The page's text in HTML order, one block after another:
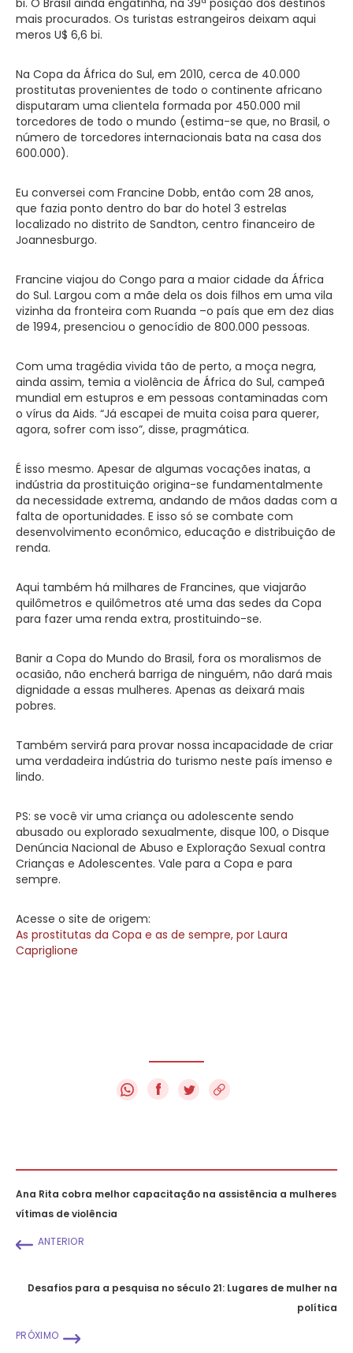
mais procurados. Os turistas estrangeiros deixam aqui
meros U$ 6,6 bi.
Na Copa da África do Sul, em 2010, cerca de 40.000
prostitutas provenientes de todo o continente africano
disputaram uma clientela formada por 450.000 mil
torcedores de todo o mundo (estima-se que, no Brasil, o
número de torcedores internacionais bata na casa dos
600.000).
Eu conversei com Francine Dobb, então com 28 anos,
que fazia ponto dentro do bar do hotel 3 estrelas
localizado no distrito de Sandton, centro financeiro de
Joannesburgo.
Francine viajou do Congo para a maior cidade da África
do Sul. Largou com a mãe dela os dois filhos em uma vila
vizinha da fronteira com Ruanda –o país que em dez dias
de 1994, presenciou o genocídio de 800.000 pessoas.
Com uma tragédia vivida tão de perto, a moça negra,
ainda assim, temia a violência de África do Sul, campeã
mundial em estupros e em pessoas contaminadas com
o vírus da Aids. “Já escapei de muita coisa para querer,
agora, sofrer com isso”, disse, pragmática.
É isso mesmo. Apesar de algumas vocações inatas, a
indústria da prostituição origina-se fundamentalmente
da necessidade extrema, andando de mãos dadas com a
falta de oportunidades. E isso só se combate com
desenvolvimento econômico, educação e distribuição de
renda.
Aqui também há milhares de Francines, que viajarão
quilômetros e quilômetros até uma das sedes da Copa
para fazer uma renda extra, prostituindo-se.
Banir a Copa do Mundo do Brasil, fora os moralismos de
ocasião, não encherá barriga de ninguém, não dará mais
dignidade a essas mulheres. Apenas as deixará mais
pobres.
Também servirá para provar nossa incapacidade de criar
uma verdadeira indústria do turismo neste país imenso e
lindo.
PS: se você vir uma criança ou adolescente sendo
abusado ou explorado sexualmente, disque 100, o Disque
Denúncia Nacional de Abuso e Exploração Sexual contra
Crianças e Adolescentes. Vale para a Copa e para
sempre.
Acesse o site de origem:
As prostitutas da Copa e as de sempre, por Laura
Capriglione
f
Ana Rita cobra melhor capacitação na assistência a mulheres
vítimas de violência
ANTERIOR
Desafios para a pesquisa no século 21: Lugares de mulher na
política
PRÓXIMO